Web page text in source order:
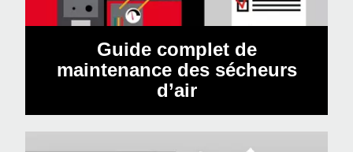
Guide complet de
maintenance des sécheurs
d’air